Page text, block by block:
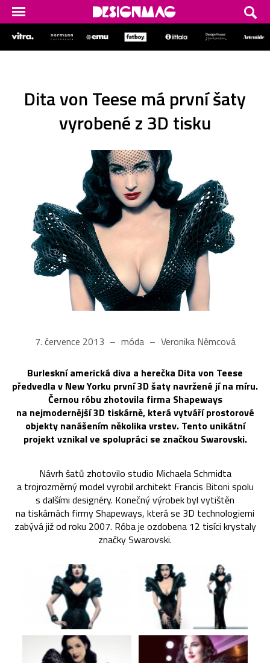
Dita von Teese má první šaty
vyrobené z 3D tisku
7. července 2013 móda Veronika Němcová
Burleskní americká diva a herečka Dita von Teese
předvedla v New Yorku první 3D šaty navržené jí na míru.
Černou róbu zhotovila firma Shapeways
na nejmodernější 3D tiskárně, která vytváří prostorové
objekty nanášením několika vrstev. Tento unikátní
projekt vznikal ve spolupráci se značkou Swarovski.
Návrh šatů zhotovilo studio Michaela Schmidta
a trojrozměrný model vyrobil architekt Francis Bitoni spolu
s dalšími designéry. Konečný výrobek byl vytištěn
na tiskárnách firmy Shapeways, která se 3D technologiemi
zabývá již od roku 2007. Róba je ozdobena 12 tisíci krystaly
značky Swarovski.